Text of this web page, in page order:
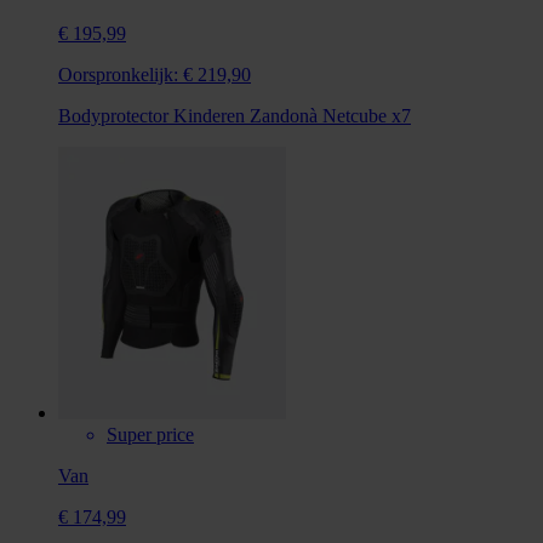
€ 195,99
Oorspronkelijk: € 219,90
Bodyprotector Kinderen Zandonà Netcube x7
Super price
Van
€ 174,99